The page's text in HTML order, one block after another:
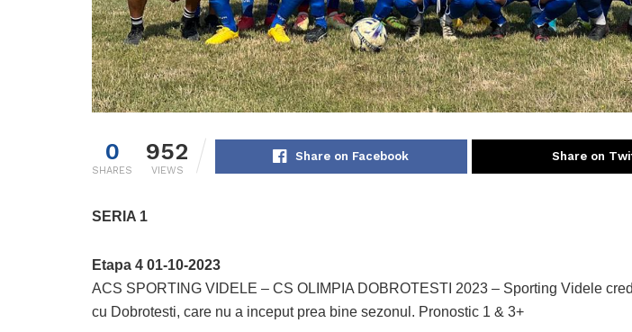
0
SHARES
952
VIEWS
Share on Facebook Share on
SERIA 1
Etapa 4 01-10-2023
ACS SPORTING VIDELE – CS OLIMPIA DOBROTESTI 2023 – Sporting Videle
cu Dobrotesti, care nu a inceput prea bine sezonul. Pronostic 1 & 3+